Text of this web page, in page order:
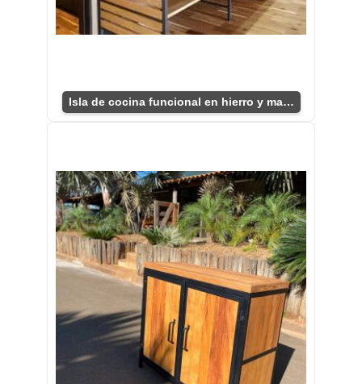
Isla de cocina funcional en hierro y madera